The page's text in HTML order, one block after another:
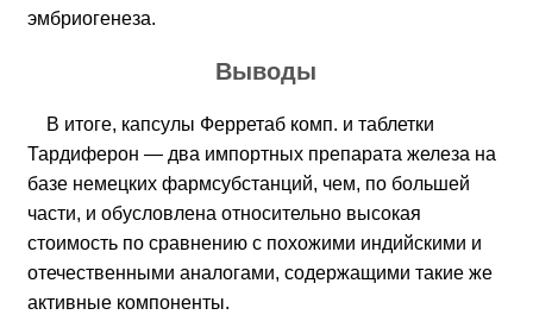
эмбриогенеза.
Выводы
В итоге, капсулы Ферретаб комп. и таблетки
Тардиферон — два импортных препарата железа на
базе немецких фармсубстанций, чем, по большей
части, и обусловлена относительно высокая
стоимость по сравнению с похожими индийскими и
отечественными аналогами, содержащими такие же
активные компоненты.